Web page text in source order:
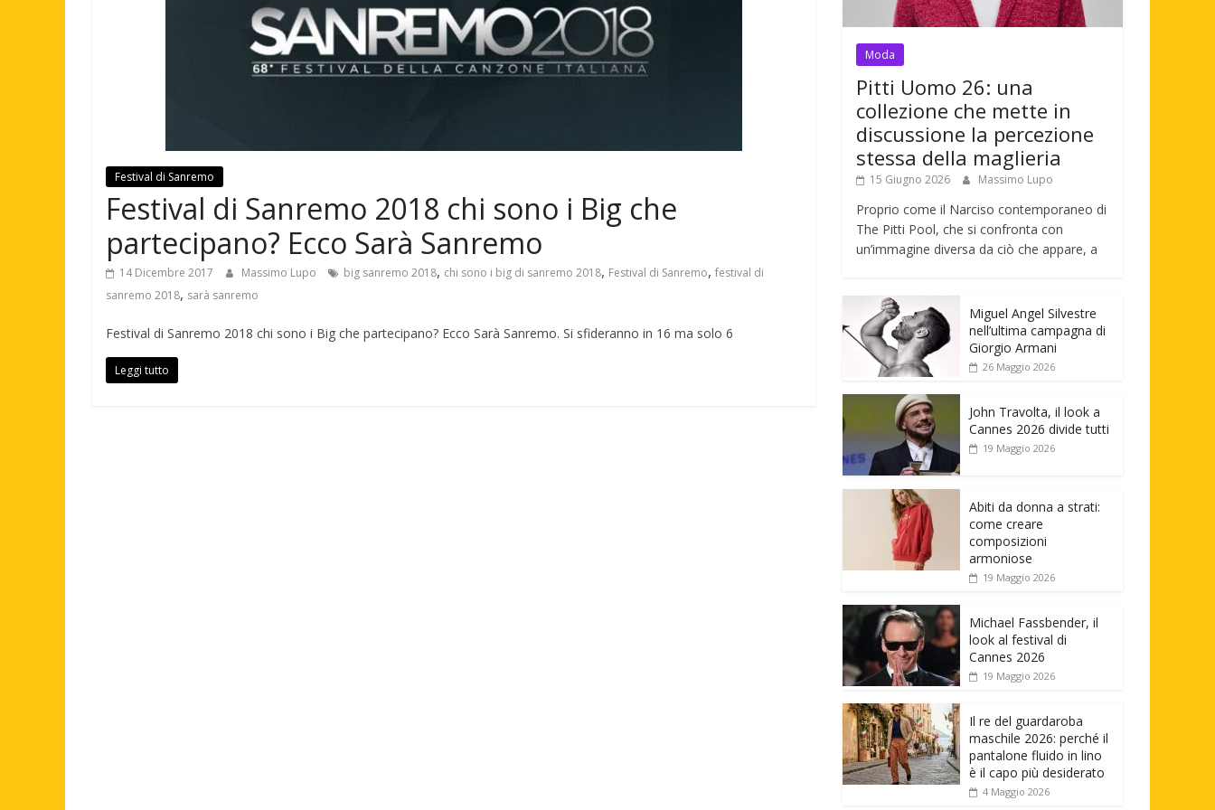
Festival di Sanremo
Festival di Sanremo 2018 chi sono i Big che
partecipano? Ecco Sarà Sanremo
14 Dicembre 2017 Massimo Lupo big sanremo 2018, chi sono i big di sanremo 2018, Festival di Sanremo, festival di
sanremo 2018, sarà sanremo
Festival di Sanremo 2018 chi sono i Big che partecipano? Ecco Sarà Sanremo. Si sfideranno in 16 ma solo 6
Leggi tutto
Moda
Pitti Uomo 26: una
collezione che mette in
discussione la percezione
stessa della maglieria
15 Giugno 2026 Massimo Lupo
Proprio come il Narciso contemporaneo di
The Pitti Pool, che si confronta con
un’immagine diversa da ciò che appare, a
Miguel Angel Silvestre
nell’ultima campagna di
Giorgio Armani
26 Maggio 2026
John Travolta, il look a
Cannes 2026 divide tutti
19 Maggio 2026
Abiti da donna a strati:
come creare
composizioni
armoniose
19 Maggio 2026
Michael Fassbender, il
look al festival di
Cannes 2026
19 Maggio 2026
Il re del guardaroba
maschile 2026: perché il
pantalone fluido in lino
è il capo più desiderato
4 Maggio 2026